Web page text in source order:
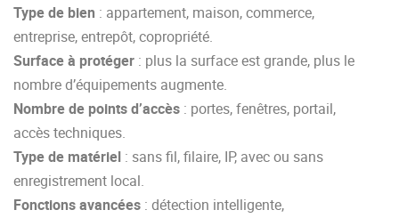
Type de bien : appartement, maison, commerce,
entreprise, entrepôt, copropriété.
Surface à protéger : plus la surface est grande, plus le
nombre d’équipements augmente.
Nombre de points d’accès : portes, fenêtres, portail,
accès techniques.
Type de matériel : sans fil, filaire, IP, avec ou sans
enregistrement local.
Fonctions avancées : détection intelligente,